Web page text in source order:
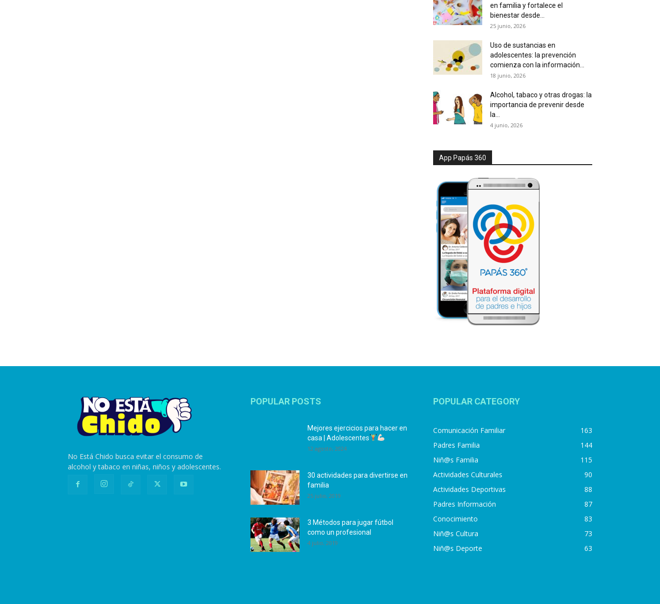
en familia y fortalece el
bienestar desde...
25 junio, 2026
Uso de sustancias en
adolescentes: la prevención
comienza con la información...
18 junio, 2026
Alcohol, tabaco y otras drogas: la
importancia de prevenir desde
la...
4 junio, 2026
App Papás 360
No Está Chido busca evitar el consumo de
alcohol y tabaco en niñas, niños y adolescentes.
POPULAR POSTS
Mejores ejercicios para hacer en
casa | Adolescentes
12 agosto, 2024
30 actividades para divertirse en
familia
25 julio, 2019
3 Métodos para jugar fútbol
como un profesional
4 julio, 2019
POPULAR CATEGORY
Comunicación Familiar
163
Padres Familia
144
Niñ@s Familia
115
Actividades Culturales
90
Actividades Deportivas
88
Padres Información
87
Conocimiento
83
Niñ@s Cultura
73
Niñ@s Deporte
63